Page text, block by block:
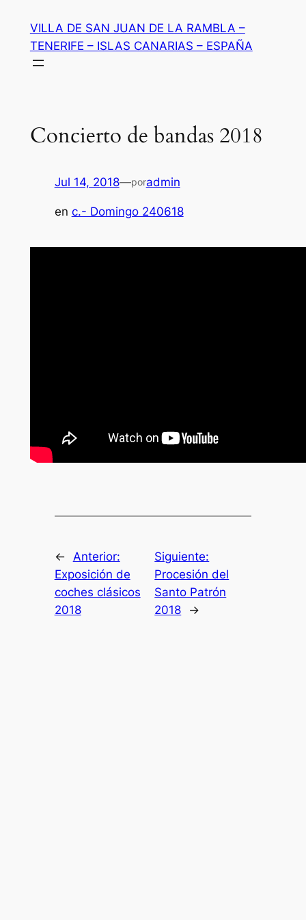
contenido
VILLA DE SAN JUAN DE LA RAMBLA –
TENERIFE – ISLAS CANARIAS – ESPAÑA
Concierto de bandas 2018
Jul 14, 2018—poradmin
en c.- Domingo 240618
←
Anterior:
Exposición de
coches clásicos
2018
Siguiente:
Procesión del
Santo Patrón
2018
→